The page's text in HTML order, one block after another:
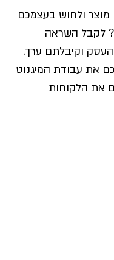
מוצר ולחוש בעצמכם
לקבל השראה
וקיבלתם ערך.
את עבודת המיגנוט
את הלקוחות